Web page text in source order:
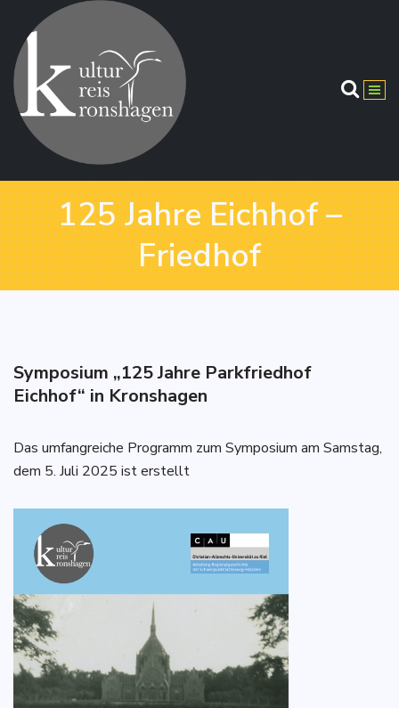
Inhalt
125 Jahre Eichhof –
Friedhof
Symposium „125 Jahre Parkfriedhof
Eichhof“ in Kronshagen
Das umfangreiche Programm zum Symposium am Samstag,
dem 5. Juli 2025 ist erstellt